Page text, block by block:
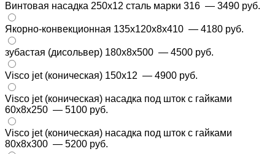
Винтовая насадка 250х12 сталь марки 316 — 3490 руб.
Якорно-конвекционная 135x120x8x410 — 4180 руб.
зубастая (дисольвер) 180х8х500 — 4500 руб.
Visco jet (коническая) 150х12 — 4900 руб.
Visco jet (коническая) насадка под шток с гайками
60x8x250 — 5100 руб.
Visco jet (коническая) насадка под шток с гайками
80x8x300 — 5200 руб.